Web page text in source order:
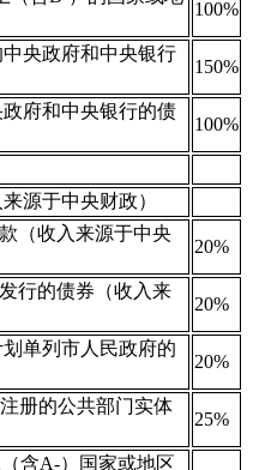
100%
央政府和中央银行
150%
府和中央银行的债
100%
源于中央财政）
（收入来源于中央
20%
行的债券（收入来
20%
单列市人民政府的
20%
册的公共部门实体
25%
含A-）国家或地区